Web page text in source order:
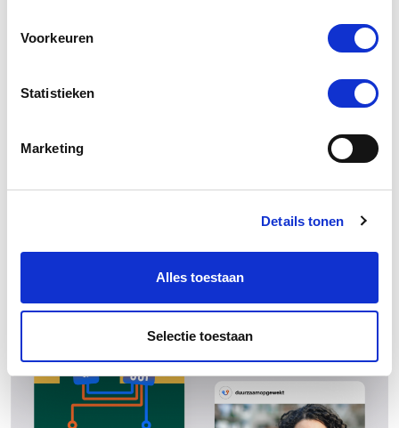
Voorkeuren
Statistieken
Marketing
Details tonen
Alles toestaan
Selectie toestaan